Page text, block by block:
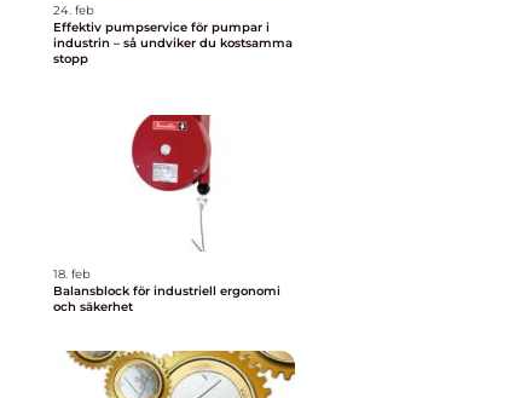
24. feb
Effektiv pumpservice för pumpar i
industrin – så undviker du kostsamma
stopp
18. feb
Balansblock för industriell ergonomi
och säkerhet